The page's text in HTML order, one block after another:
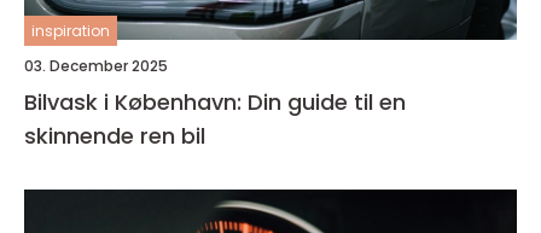
inspiration
03. December 2025
Bilvask i København: Din guide til en
skinnende ren bil